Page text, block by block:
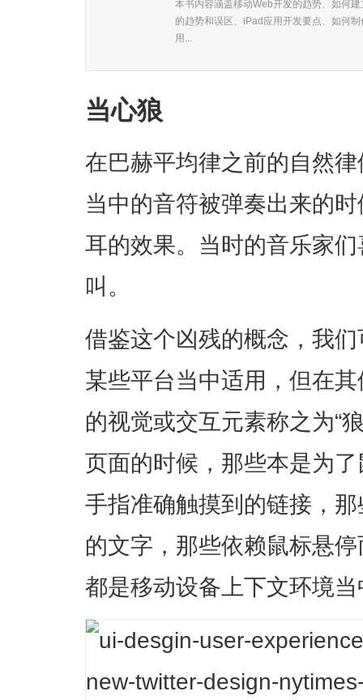
本书内容涵盖移动Web开发的趋势、如何
的趋势和误区、iPad应用开发要点、如何
用...
当心狼
在巴赫平均律之前的自然
当中的音符被弹奏出来的
耳的效果。当时的音乐家
叫。
借鉴这个凶残的概念，我
某些平台当中适用，但在
的视觉或交互元素称之为“
页面的时候，那些本是为
手指准确触摸到的链接，
的文字，那些依赖鼠标悬
都是移动设备上下文环境